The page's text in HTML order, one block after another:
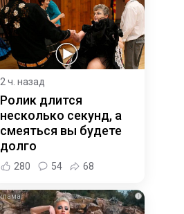
2 ч. назад
Ролик длится
несколько секунд, а
смеяться вы будете
долго
280 54 68
i